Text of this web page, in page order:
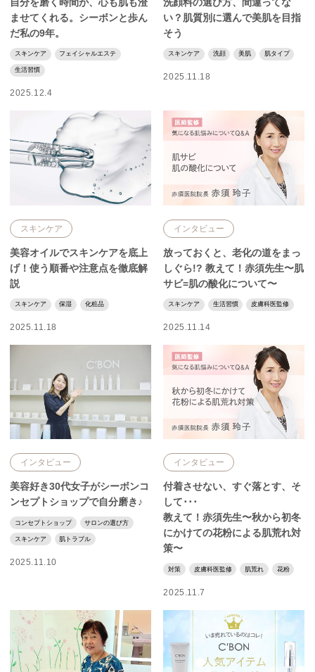
ませてくれる。シーボンと歩ん
だ私の9年。
スキンケア フェイシャルエステ
生活習慣
2025.12.4
い？肌質別に選んで美肌を目指
そう
スキンケア 洗顔 美肌 肌タイプ
2025.11.18
スキンケア
美容オイルでスキンケアを底上
げ！使う順番や注意点を徹底解
説
スキンケア 保湿 化粧品
2025.11.18
インタビュー
放っておくと、老化の道をまっ
しぐら!? 教えて！赤須先生〜肌
サビ=肌の酸化について〜
スキンケア 生活習慣 皮膚科医監修
2025.11.14
インタビュー
美容好き30代女子がシーボンコ
ンセプトショップで自分磨き♪
コンセプトショップ サロンの選び方
スキンケア 肌トラブル
2025.11.10
インタビュー
付着させない、すぐ落とす、そ
して･･･
教えて！赤須先生〜秋から初冬
にかけての花粉による肌荒れ対
策〜
対策 皮膚科医監修 肌荒れ 花粉
2025.11.7